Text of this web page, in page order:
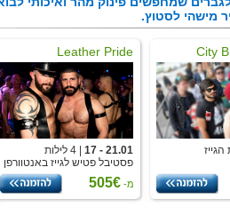
מישהי לסטוץ.
City
Leather Pride
21.01 - 17
| 4 לילות
פסטיבל פטיש לגייז באנטוורפן
מ- 505€